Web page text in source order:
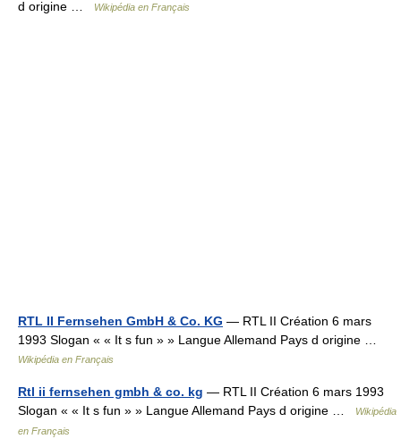
d origine …
Wikipédia en Français
RTL II Fernsehen GmbH & Co. KG — RTL II Création 6 mars
1993 Slogan « « It s fun » » Langue Allemand Pays d origine …
Wikipédia en Français
Rtl ii fernsehen gmbh & co. kg — RTL II Création 6 mars 1993
Slogan « « It s fun » » Langue Allemand Pays d origine …
Wikipédia
en Français